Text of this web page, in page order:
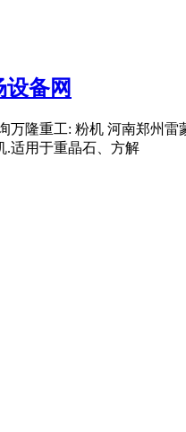
备网
万隆重工: 粉机 河南郑
.适用于重晶石、方解